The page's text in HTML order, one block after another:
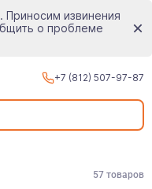
извинения
о проблеме
+7 (812) 507-97-87
57 товаров